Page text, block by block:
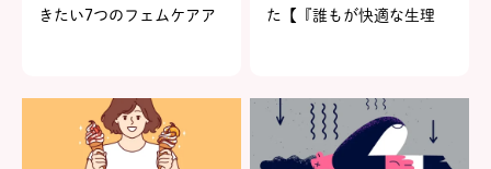
きたい7つのフェムケアア
た【『誰もが快適な生理